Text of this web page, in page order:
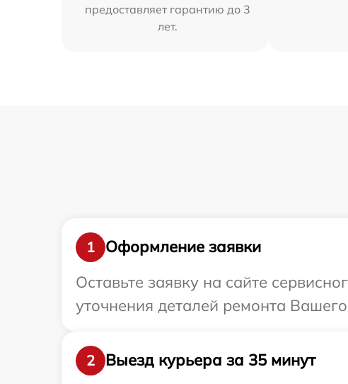
предоставляет гарантию до 3
лет.
1
Оформление заявки
Оставьте заявку на сайте
уточнения деталей ремонта
2
Выезд курьера за 35 минут